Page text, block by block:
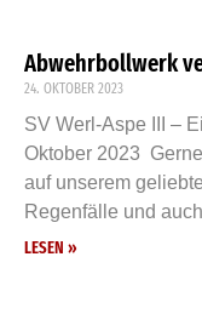
Abwehrbollwerk
24. OKTOBER 2023
SV Werl-Aspe III –
Oktober 2023
auf unserem
Regenfälle und auch
LESEN »